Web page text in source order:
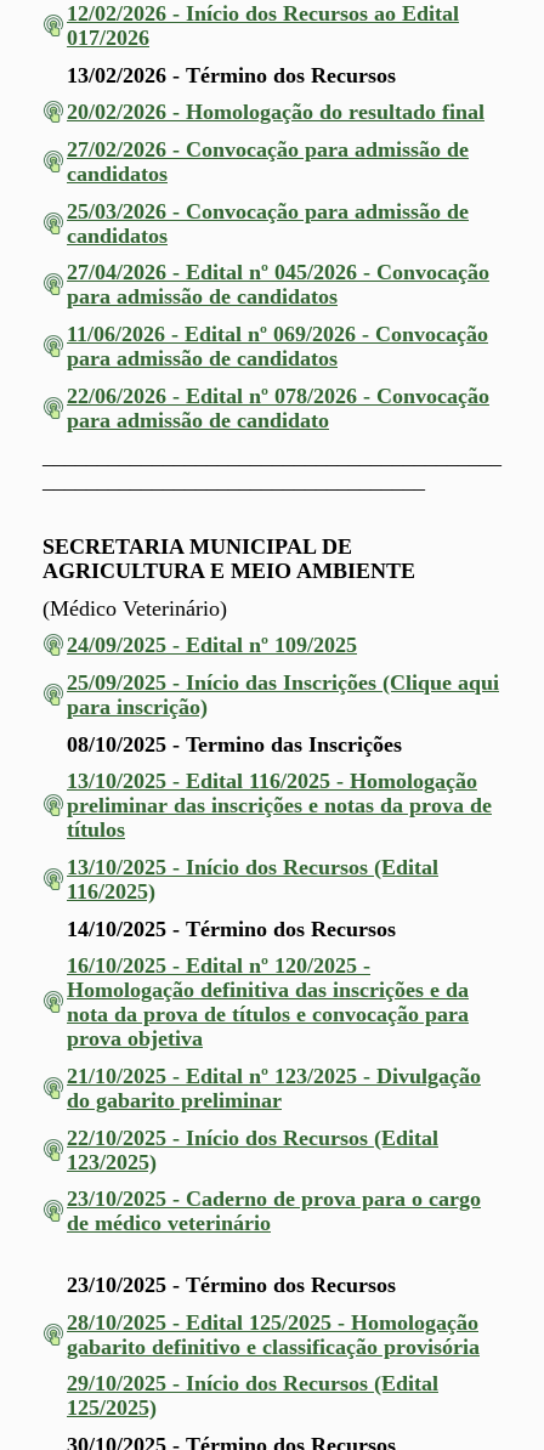
12/02/2026 - Início dos Recursos ao Edital
017/2026
13/02/2026 - Término dos Recursos
20/02/2026 - Homologação do resultado final
27/02/2026 - Convocação para admissão de
candidatos
25/03/2026 - Convocação para admissão de
candidatos
27/04/2026 - Edital nº 045/2026 - Convocação
para admissão de candidatos
11/06/2026 - Edital nº 069/2026 - Convocação
para admissão de candidatos
22/06/2026 - Edital nº 078/2026 - Convocação
para admissão de candidato
SECRETARIA MUNICIPAL DE
AGRICULTURA E MEIO AMBIENTE
(Médico Veterinário)
24/09/2025 - Edital nº 109/2025
25/09/2025 - Início das Inscrições (Clique aqui
para inscrição)
08/10/2025 - Termino das Inscrições
13/10/2025 - Edital 116/2025 - Homologação
preliminar das inscrições e notas da prova de
títulos
13/10/2025 - Início dos Recursos (Edital
116/2025)
14/10/2025 - Término dos Recursos
16/10/2025 - Edital nº 120/2025 -
Homologação definitiva das inscrições e da
nota da prova de títulos e convocação para
prova objetiva
21/10/2025 - Edital nº 123/2025 - Divulgação
do gabarito preliminar
22/10/2025 - Início dos Recursos (Edital
123/2025)
23/10/2025 - Caderno de prova para o cargo
de médico veterinário
23/10/2025 - Término dos Recursos
28/10/2025 - Edital 125/2025 - Homologação
gabarito definitivo e classificação provisória
29/10/2025 - Início dos Recursos (Edital
125/2025)
30/10/2025 - Término dos Recursos